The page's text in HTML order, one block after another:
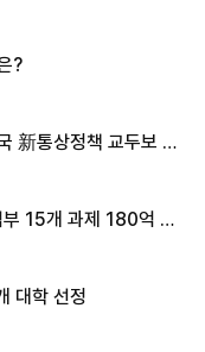
?
新통상정책 교두보 활
15개 과제 180억 지
대학 선정